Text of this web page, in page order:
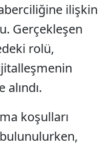
ilişkin
Gerçekleşen
rolü,
koşulları